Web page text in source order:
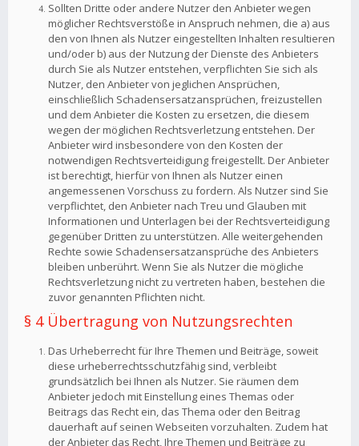
Sollten Dritte oder andere Nutzer den Anbieter wegen
möglicher Rechtsverstöße in Anspruch nehmen, die a) aus
den von Ihnen als Nutzer eingestellten Inhalten resultieren
und/oder b) aus der Nutzung der Dienste des Anbieters
durch Sie als Nutzer entstehen, verpflichten Sie sich als
Nutzer, den Anbieter von jeglichen Ansprüchen,
einschließlich Schadensersatzansprüchen, freizustellen
und dem Anbieter die Kosten zu ersetzen, die diesem
wegen der möglichen Rechtsverletzung entstehen. Der
Anbieter wird insbesondere von den Kosten der
notwendigen Rechtsverteidigung freigestellt. Der Anbieter
ist berechtigt, hierfür von Ihnen als Nutzer einen
angemessenen Vorschuss zu fordern. Als Nutzer sind Sie
verpflichtet, den Anbieter nach Treu und Glauben mit
Informationen und Unterlagen bei der Rechtsverteidigung
gegenüber Dritten zu unterstützen. Alle weitergehenden
Rechte sowie Schadensersatzansprüche des Anbieters
bleiben unberührt. Wenn Sie als Nutzer die mögliche
Rechtsverletzung nicht zu vertreten haben, bestehen die
zuvor genannten Pflichten nicht.
§ 4 Übertragung von Nutzungsrechten
Das Urheberrecht für Ihre Themen und Beiträge, soweit
diese urheberrechtsschutzfähig sind, verbleibt
grundsätzlich bei Ihnen als Nutzer. Sie räumen dem
Anbieter jedoch mit Einstellung eines Themas oder
Beitrags das Recht ein, das Thema oder den Beitrag
dauerhaft auf seinen Webseiten vorzuhalten. Zudem hat
der Anbieter das Recht, Ihre Themen und Beiträge zu